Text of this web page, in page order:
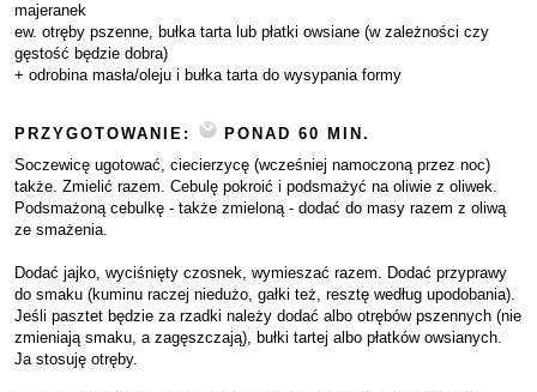
majeranek
ew. otręby pszenne, bułka tarta lub płatki owsiane (w zależności czy
gęstość będzie dobra)
+ odrobina masła/oleju i bułka tarta do wysypania formy
PRZYGOTOWANIE:
PONAD 60 MIN.
Soczewicę ugotować, ciecierzycę (wcześniej namoczoną przez noc)
także. Zmielić razem. Cebulę pokroić i podsmażyć na oliwie z oliwek.
Podsmażoną cebulkę - także zmieloną - dodać do masy razem z oliwą
ze smażenia.
Dodać jajko, wyciśnięty czosnek, wymieszać razem. Dodać przyprawy
do smaku (kuminu raczej niedużo, gałki też, resztę według upodobania).
Jeśli pasztet będzie za rzadki należy dodać albo otrębów pszennych (nie
zmieniają smaku, a zagęszczają), bułki tartej albo płatków owsianych.
Ja stosuję otręby.